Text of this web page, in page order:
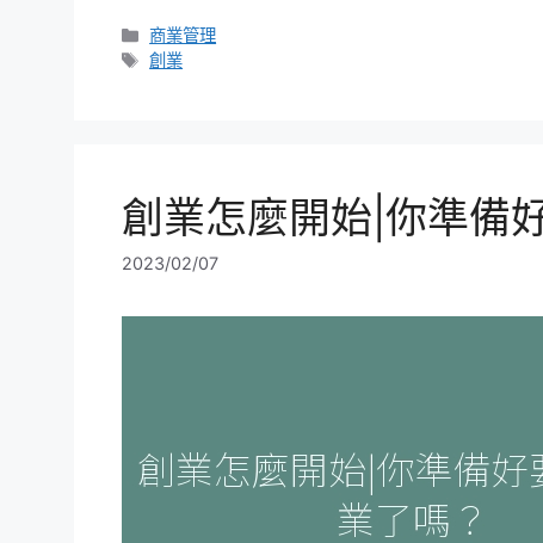
分
類
商業管理
標
創業
創業怎麼開始|你準備
2023/02/07